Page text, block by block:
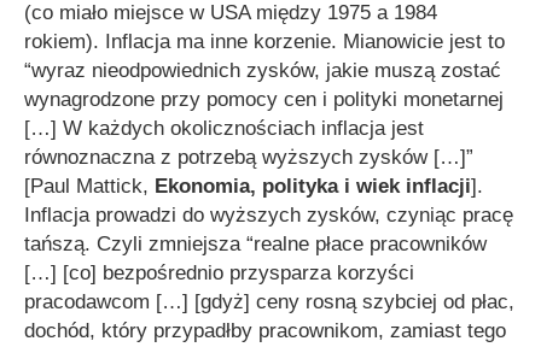
(co miało miejsce w USA między 1975 a 1984
rokiem). Inflacja ma inne korzenie. Mianowicie jest to
“wyraz nieodpowiednich zysków, jakie muszą zostać
wynagrodzone przy pomocy cen i polityki monetarnej
[…] W każdych okolicznościach inflacja jest
równoznaczna z potrzebą wyższych zysków […]”
[Paul Mattick, Ekonomia, polityka i wiek inflacji].
Inflacja prowadzi do wyższych zysków, czyniąc pracę
tańszą. Czyli zmniejsza “realne płace pracowników
[…] [co] bezpośrednio przysparza korzyści
pracodawcom […] [gdyż] ceny rosną szybciej od płac,
dochód, który przypadłby pracownikom, zamiast tego